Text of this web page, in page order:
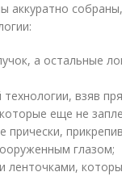
аккуратно
а остальные
взяв
еще не
прически,
глазом;
ленточками,